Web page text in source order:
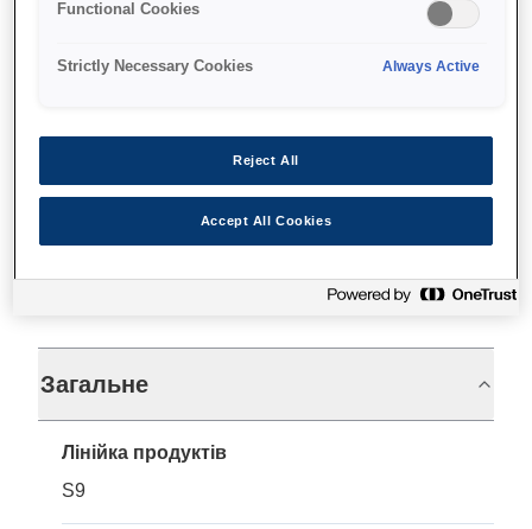
Технічні характеристики
Загальне
Лінійка продуктів
S9
Functional Cookies
Strictly Necessary Cookies Always Active
Reject All
Accept All Cookies